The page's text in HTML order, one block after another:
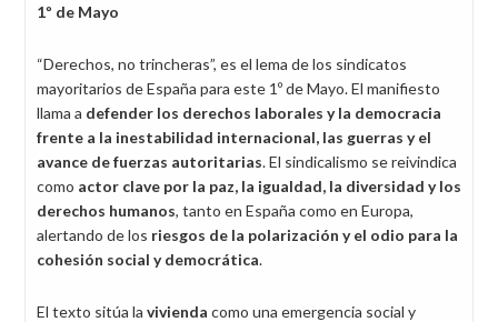
1º de Mayo
“Derechos, no trincheras”, es el lema de los sindicatos
mayoritarios de España para este 1º de Mayo. El manifiesto
llama a defender los derechos laborales y la democracia
frente a la inestabilidad internacional, las guerras y el
avance de fuerzas autoritarias. El sindicalismo se reivindica
como actor clave por la paz, la igualdad, la diversidad y los
derechos humanos, tanto en España como en Europa,
alertando de los riesgos de la polarización y el odio para la
cohesión social y democrática.
El texto sitúa la vivienda como una emergencia social y